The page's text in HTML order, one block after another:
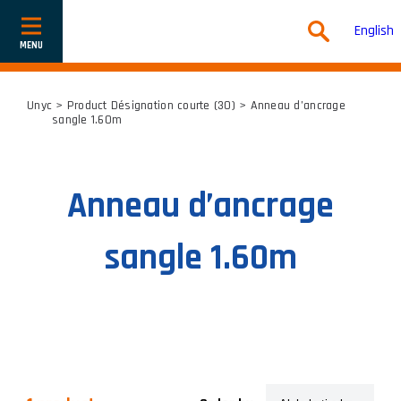
Show
or
English
Unyc > Product Désignation courte (30) > Anneau d’ancrage
sangle 1.60m
Anneau d’ancrage
sangle 1.60m